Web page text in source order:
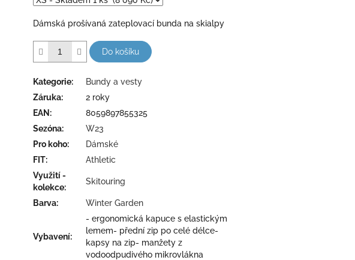
5
hvězdiček.
Dámská prošívaná zateplovací bunda na skialpy
Do košíku
Kategorie:
Bundy a vesty
Záruka:
2 roky
EAN:
8059897855325
Sezóna:
W23
Pro koho:
Dámské
FIT:
Athletic
Využití -
kolekce:
Skitouring
Barva: Winter Garden
Vybavení:
- ergonomická kapuce s elastickým
lemem- přední zip po celé délce-
kapsy na zip- manžety z
vodoodpudivého mikrovlákna